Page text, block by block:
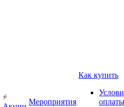
Мероприятия
Как купить
оплаты